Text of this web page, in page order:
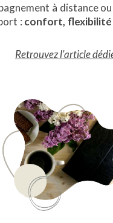
à distance
: confort, flexibilité
Retrouvez l'article